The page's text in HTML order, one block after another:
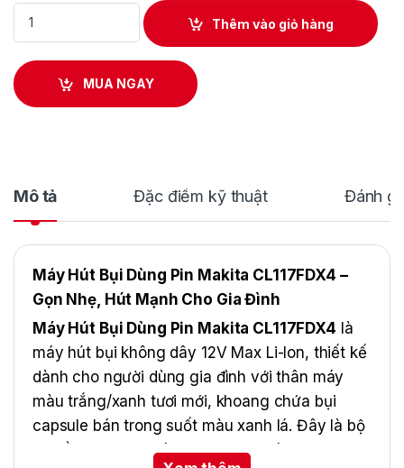
Máy Hút Bụi Dùng Pin Makita CL117FDX4 quantity
Thêm vào giỏ hàng
MUA NGAY
Mô tả Đặc điểm kỹ thuật Đánh
Máy Hút Bụi Dùng Pin Makita CL117FDX4 –
Gọn Nhẹ, Hút Mạnh Cho Gia Đình
Máy Hút Bụi Dùng Pin Makita CL117FDX4 là
máy hút bụi không dây 12V Max Li-Ion, thiết kế
dành cho người dùng gia đình với thân máy
màu trắng/xanh tươi mới, khoang chứa bụi
capsule bán trong suốt màu xanh lá. Đây là bộ
kit đầy đủ với pin tích hợp 2.0Ah và sạc